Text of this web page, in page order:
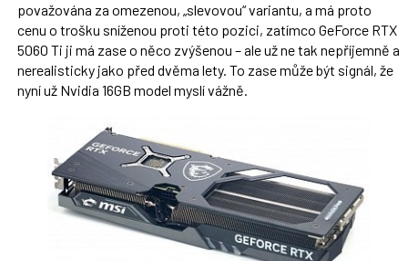
považována za omezenou, „slevovou“ variantu, a má proto
cenu o trošku sníženou proti této pozici, zatímco GeForce RTX
5060 Ti ji má zase o něco zvýšenou – ale už ne tak nepříjemně a
nerealisticky jako před dvěma lety. To zase může být signál, že
nyní už Nvidia 16GB model myslí vážně.